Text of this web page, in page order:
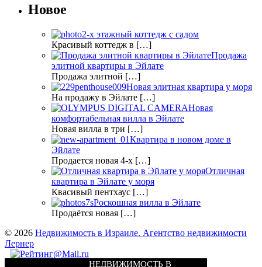
Новое
2-х этажный коттедж с садом
Красивый коттедж в […]
Продажа
элитной квартиры в Эйлате
Продажа элитной […]
Новая элитная квартира у моря
На продажу в Эйлате […]
Новая
комфортабельная вилла в Эйлате
Новая вилла в три […]
Квартира в новом доме в
Эйлате
Продается новая 4-х […]
Отличная
квартира в Эйлате у моря
Квасивый пентхаус […]
Роскошная вилла в Эйлате
Продаётся новая […]
© 2026 Недвижимость в Израиле. Агентство недвижимости
Лернер
НЕДВИЖИМОСТЬ В